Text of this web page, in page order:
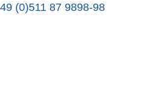
(0)511 87 9898-98